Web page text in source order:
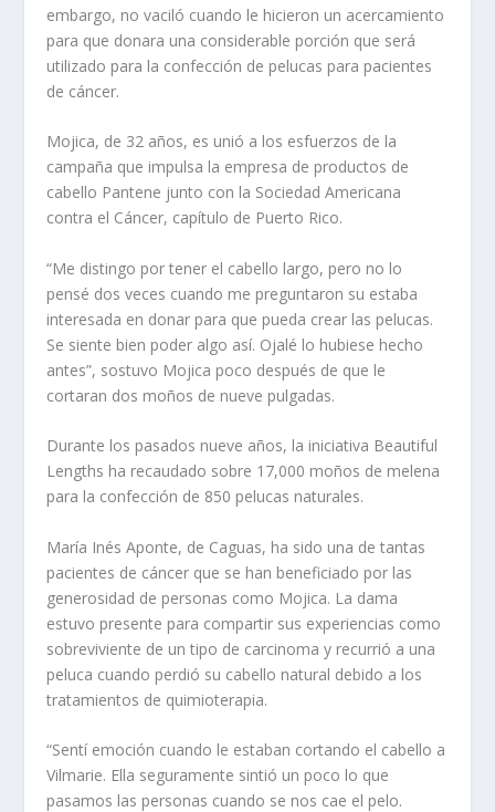
embargo, no vaciló cuando le hicieron un acercamiento
para que donara una considerable porción que será
utilizado para la confección de pelucas para pacientes
de cáncer.
Mojica, de 32 años, es unió a los esfuerzos de la
campaña que impulsa la empresa de productos de
cabello Pantene junto con la Sociedad Americana
contra el Cáncer, capítulo de Puerto Rico.
“Me distingo por tener el cabello largo, pero no lo
pensé dos veces cuando me preguntaron su estaba
interesada en donar para que pueda crear las pelucas.
Se siente bien poder algo así. Ojalé lo hubiese hecho
antes”, sostuvo Mojica poco después de que le
cortaran dos moños de nueve pulgadas.
Durante los pasados nueve años, la iniciativa Beautiful
Lengths ha recaudado sobre 17,000 moños de melena
para la confección de 850 pelucas naturales.
María Inés Aponte, de Caguas, ha sido una de tantas
pacientes de cáncer que se han beneficiado por las
generosidad de personas como Mojica. La dama
estuvo presente para compartir sus experiencias como
sobreviviente de un tipo de carcinoma y recurrió a una
peluca cuando perdió su cabello natural debido a los
tratamientos de quimioterapia.
“Sentí emoción cuando le estaban cortando el cabello a
Vilmarie. Ella seguramente sintió un poco lo que
pasamos las personas cuando se nos cae el pelo.